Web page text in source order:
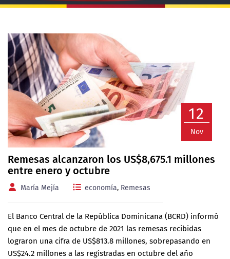
12
Nov
Remesas alcanzaron los US$8,675.1 millones
entre enero y octubre
María Mejía economía, Remesas
El Banco Central de la República Dominicana (BCRD) informó
que en el mes de octubre de 2021 las remesas recibidas
lograron una cifra de US$813.8 millones, sobrepasando en
US$24.2 millones a las registradas en octubre del año